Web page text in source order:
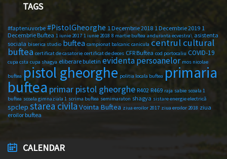
TAGS
#faptenuvorbe #PistolGheorghe 1 Decembrie 2018 1 Decembrie 2019 1
Decembrie Buftea 1 iunie 2017 1 iunie 2018 8 martie buftea anduranta ecvestra\ asistenta
sociala biserica studio buftea campionat balcanic canicula centrul cultural
buftea certificat de casatorie certificat de deces CFR Buftea cod portocaliu COVID-19
cupa csta cupa shagya eliberare buletin evidenta persoanelor mos nicolae
buftea pistol gheorghe politia locala buftea primaria
buftea primar pistol gheorghe R402 R469 raja sabie scoala 1
buftea scoala gimnaziala 1 scrima buftea semimaraton shagya sistare energie electrică
spclep starea civila Vointa Buftea ziua eroilor 2017 ziua eroilor 2018 ziua
eroilor buftea
CALENDAR